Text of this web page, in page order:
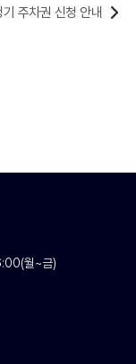
주차권 신청 안내
월~금)